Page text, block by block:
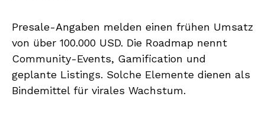
Presale-Angaben melden einen frühen Umsatz
von über 100.000 USD. Die Roadmap nennt
Community-Events, Gamification und
geplante Listings. Solche Elemente dienen als
Bindemittel für virales Wachstum.